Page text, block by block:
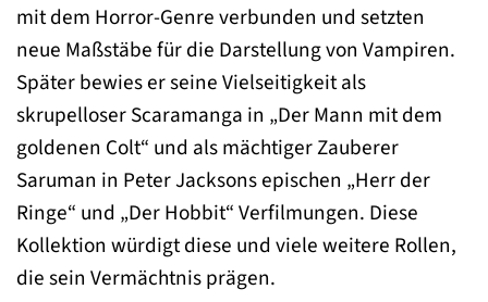
mit dem Horror-Genre verbunden und setzten
neue Maßstäbe für die Darstellung von Vampiren.
Später bewies er seine Vielseitigkeit als
skrupelloser Scaramanga in „Der Mann mit dem
goldenen Colt“ und als mächtiger Zauberer
Saruman in Peter Jacksons epischen „Herr der
Ringe“ und „Der Hobbit“ Verfilmungen. Diese
Kollektion würdigt diese und viele weitere Rollen,
die sein Vermächtnis prägen.